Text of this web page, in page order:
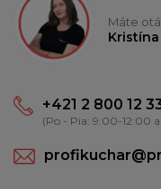
Máte
+421 2 800 12
(Po - Pia: 9:00-12:00 a